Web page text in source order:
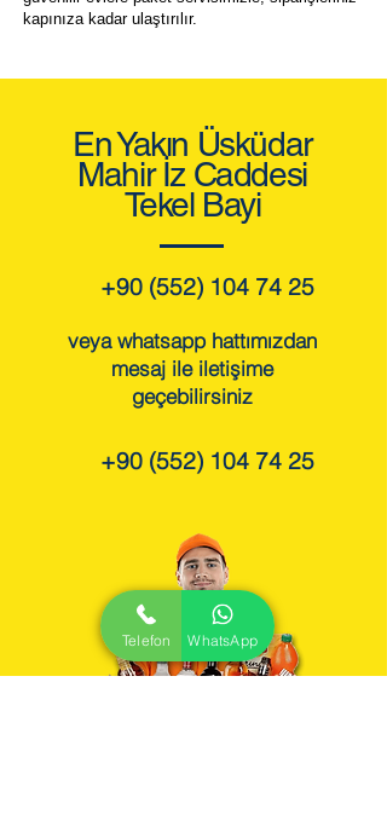
kapınıza kadar ulaştırılır.
En Yakın Üsküdar
Mahir İz Caddesi
Tekel Bayi
+90 (552) 104 74 25
veya whatsapp hattımızdan
mesaj ile iletişime
geçebilirsiniz
+90 (552) 104 74 25
Telefon WhatsApp